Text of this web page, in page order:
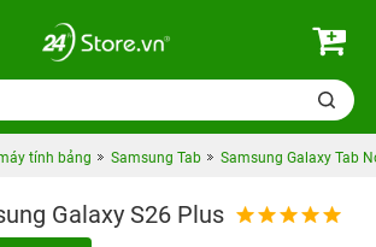
tính bảng Samsung Tab Samsung Galaxy Tab
Galaxy S26 Plus